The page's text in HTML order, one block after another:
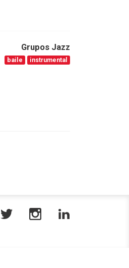
Grupos Jazz
baile instrumental